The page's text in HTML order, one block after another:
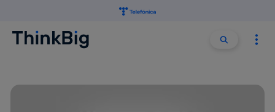
Buscar